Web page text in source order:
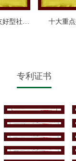
中国第二届建设环境友好型社会成果展览会金奖 十大重
专利证书